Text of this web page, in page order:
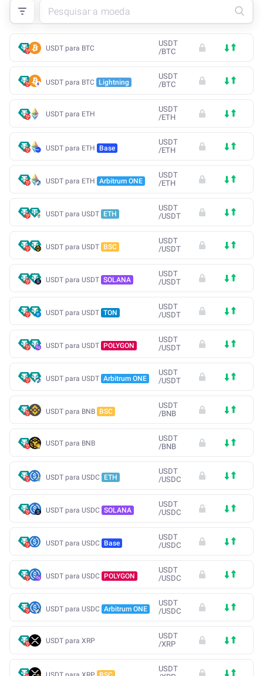
USDT para BTC
USDT
/BTC
USDT para BTC Lightning
USDT
/BTC
USDT para ETH
USDT
/ETH
USDT para ETH Base
USDT
/ETH
USDT para ETH Arbitrum ONE
USDT
/ETH
USDT para USDT ETH
USDT
/USDT
USDT para USDT BSC
USDT
/USDT
USDT para USDT SOLANA
USDT
/USDT
USDT para USDT TON
USDT
/USDT
USDT para USDT POLYGON
USDT
/USDT
USDT para USDT Arbitrum ONE
USDT
/USDT
USDT para BNB BSC
USDT
/BNB
USDT para BNB
USDT
/BNB
USDT para USDC ETH
USDT
/USDC
USDT para USDC SOLANA
USDT
/USDC
USDT para USDC Base
USDT
/USDC
USDT para USDC POLYGON
USDT
/USDC
USDT para USDC Arbitrum ONE
USDT
/USDC
USDT para XRP
USDT
/XRP
USDT